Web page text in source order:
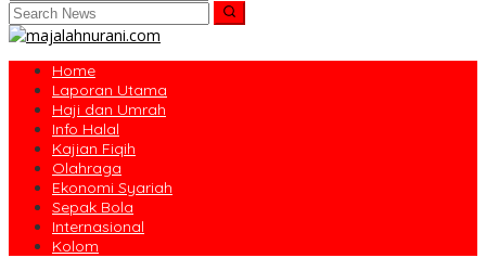
Home
Laporan Utama
Haji dan Umrah
Info Halal
Kajian Fiqih
Olahraga
Ekonomi Syariah
Sepak Bola
Internasional
Kolom